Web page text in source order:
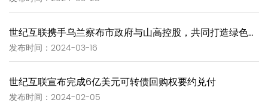
发布时间：2024-03-16
世纪互联宣布完成6亿美元可转债回购权要约兑付
发布时间：2024-02-05